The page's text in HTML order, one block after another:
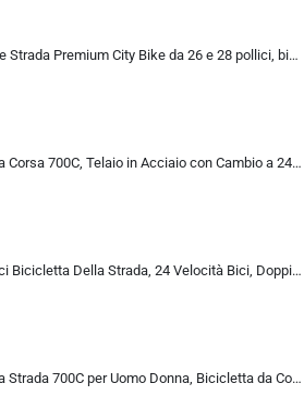
Chillaxx Bike Strada Premium City Bike da 26 e 28 pollici, bicicletta per ragazze, ragazzi, uomini e donne, cambio a 21 ma…
Bicicletta da Corsa 700C, Telaio in Acciaio con Cambio a 24/27/30 Marce, Bicicletta da Strada per Uomo Donna, Bici da Stra…
MU 26 Pollici Bicicletta Della Strada, 24 Velocità Bici, Doppio Disco Freno, Acciaio Al Carbonio Telaio, Strada Biciclette…
Bicicletta da Strada 700C per Uomo Donna, Bicicletta da Corsa con Freno a Disco 24/27/30 velocità, Telaio in Acciaio ad Al…